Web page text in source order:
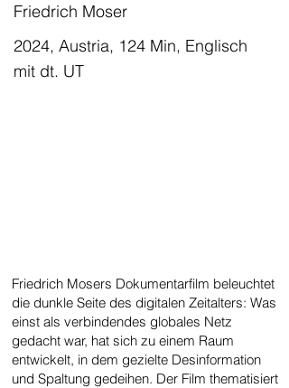
Friedrich Moser
2024, Austria, 124 Min, Englisch
mit dt. UT
Friedrich Mosers Dokumentarfilm beleuchtet
die dunkle Seite des digitalen Zeitalters: Was
einst als verbindendes globales Netz
gedacht war, hat sich zu einem Raum
entwickelt, in dem gezielte Desinformation
und Spaltung gedeihen. Der Film thematisiert